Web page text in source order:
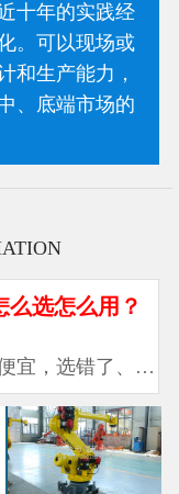
十年的实践经
。可以现场或
和生产能力，
、底端市场的
么选怎么用？
宜，选错了、用
漂了。这里把关
先说怎么选。
器人能抓多重的
到几百公斤都